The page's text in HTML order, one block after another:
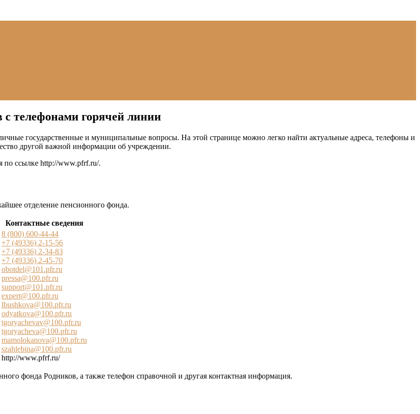
с телефонами горячей линии
государственные и муниципальные вопросы. На этой странице можно легко найти актуальные адреса, телефоны и
другой важной информации об учреждении.
по ссылке http://www.pfrf.ru/.
отделение пенсионного фонда.
Контактные сведения
8 (800) 600-44-44
+7 (49336) 2-15-56
+7 (49336) 2-34-83
+7 (49336) 2-45-70
obotdel@101.pfr.ru
pressa@100.pfr.ru
support@101.pfr.ru
expert@100.pfr.ru
lbushkova@100.pfr.ru
odyatkova@100.pfr.ru
tgoryachevav@100.pfr.ru
tgoryacheva@100.pfr.ru
mamolokanova@100.pfr.ru
szahlebina@100.pfr.ru
http://www.pfrf.ru/
фонда Родников, а также телефон справочной и другая контактная информация.